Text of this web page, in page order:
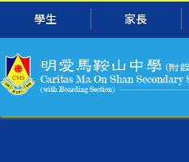
跳转到主要内容
學生 家長
导
航